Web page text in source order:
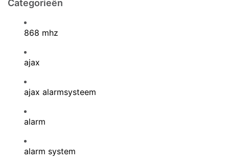
Categorieën
868 mhz
ajax
ajax alarmsysteem
alarm
alarm system